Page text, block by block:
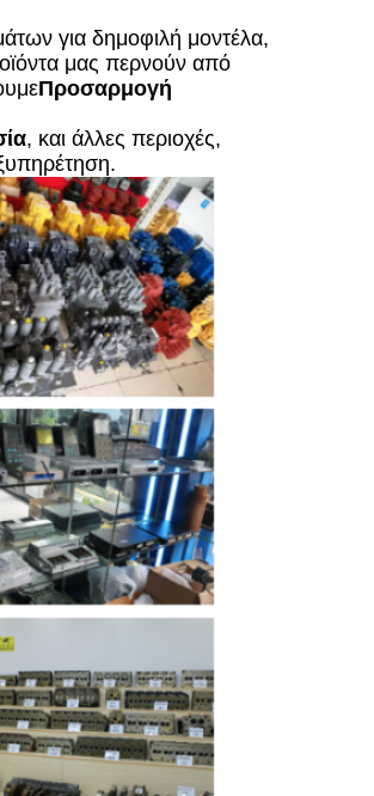
για δημοφιλή μοντέλα,
μας περνούν από
Προσαρμογή
, και άλλες περιοχές,